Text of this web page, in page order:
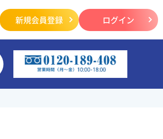
新規会員登録 ログイン